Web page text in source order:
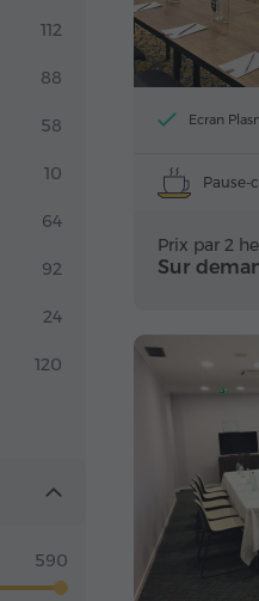
112
88
58
10
64
92
24
120
590
Ecran
Pause-
Prix par 2
Sur